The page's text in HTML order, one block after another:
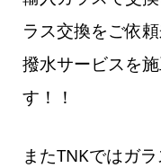
ラス交換をご依
撥水サービスを
す！！
またTNKではガ